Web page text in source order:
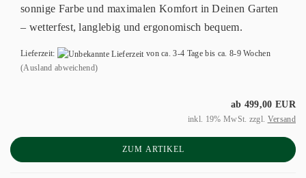
sonnige Farbe und maximalen Komfort in Deinen Garten
– wetterfest, langlebig und ergonomisch bequem.
Lieferzeit:
von ca. 3-4 Tage bis ca. 8-9 Wochen
(Ausland abweichend)
ab 499,00 EUR
inkl. 19% MwSt. zzgl. Versand
ZUM ARTIKEL